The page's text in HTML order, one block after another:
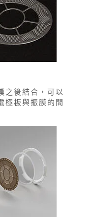
之後結合，可以
極板與振膜的間